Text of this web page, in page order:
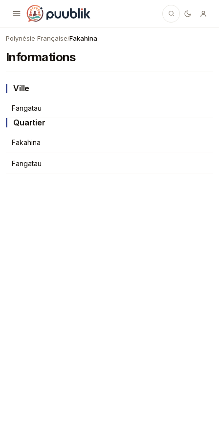
Puublik
Polynésie Française/Fakahina
Informations
Ville
Fangatau
Quartier
Fakahina
Fangatau